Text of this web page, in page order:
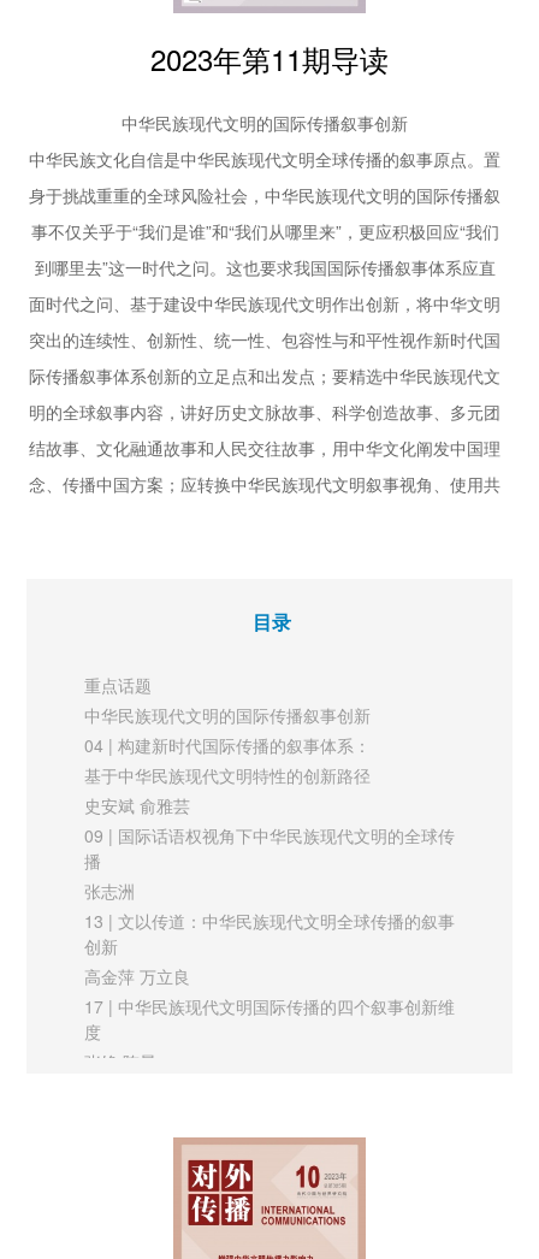
元宇宙媒介中讲好新时代中国故事。
45 | 元宇宙与中国传统文化沉浸传播融合策略探析
何佳雨
理论平台
相德宝 曾睿琳
54 | 中国对美数字公共外交：困境与挑战
王莉丽 郑博临
59 | 讲好中国式现代化故事的几个聚焦点
方佳辰 李秀云
势
基于CNKI数据库的知识图谱分析
孟伦 易雨倩
张海霞 刘久晖
国际视野
77 | 《联合早报》中国两会图片报道的启示：
具象性叙事与场景化构建
彭伟步
2023年第11期导读
中华民族现代文明的国际传播叙事创新
中华民族文化自信是中华民族现代文明全球传播的叙事原点。置
身于挑战重重的全球风险社会，中华民族现代文明的国际传播叙
事不仅关乎于“我们是谁”和“我们从哪里来”，更应积极回应“我们
到哪里去”这一时代之问。这也要求我国国际传播叙事体系应直
面时代之问、基于建设中华民族现代文明作出创新，将中华文明
突出的连续性、创新性、统一性、包容性与和平性视作新时代国
际传播叙事体系创新的立足点和出发点；要精选中华民族现代文
明的全球叙事内容，讲好历史文脉故事、科学创造故事、多元团
结故事、文化融通故事和人民交往故事，用中华文化阐发中国理
念、传播中国方案；应转换中华民族现代文明叙事视角、使用共
推动新时代新闻发布事业迈上新台阶
来，新闻发布工作已成为国家治理体系的重要组成部分，发布权
威信息、回应舆论关切，在对内凝心聚力、对外展示良好形象方
面发挥了特殊重要的作用。当前，要切实树立效果导向、发扬勇
于担当精神、努力锻造能力水平、坚持以习近平新时代中国特色
社会主义思想为指导，把握形势、讲求规律，与时俱进、扎实推
进，推动新闻发布事业再上新台阶，为推进国家治理体系和治理
能力现代化、讲好中国故事、展示中国形象贡献智慧和力量。
中国乡村体育赛事“燃爆”海外的启示意义
体育是人类社会的共同语言，在国际传播报道中发挥着独特作
用。乡村体育赛事无疑是乡土文化和现代体育的完美融合，不仅
次审视乡村文化的独特价值。近年来，越来越多群众性体育赛事
不断“出圈”，继“村BA”篮球赛火爆后，贵州“村超”足球赛和海
南“村排”排球赛也横空出世“圈粉”，迅速形成一场以世界“三大
目录
重点话题
中华民族现代文明的国际传播叙事创新
04 | 构建新时代国际传播的叙事体系：
基于中华民族现代文明特性的创新路径
史安斌 俞雅芸
09 | 国际话语权视角下中华民族现代文明的全球传
播
张志洲
13 | 文以传道：中华民族现代文明全球传播的叙事
创新
高金萍 万立良
17 | 中华民族现代文明国际传播的四个叙事创新维
度
张铮 陈晨
27 | 推动新时代新闻发布事业迈上新台阶